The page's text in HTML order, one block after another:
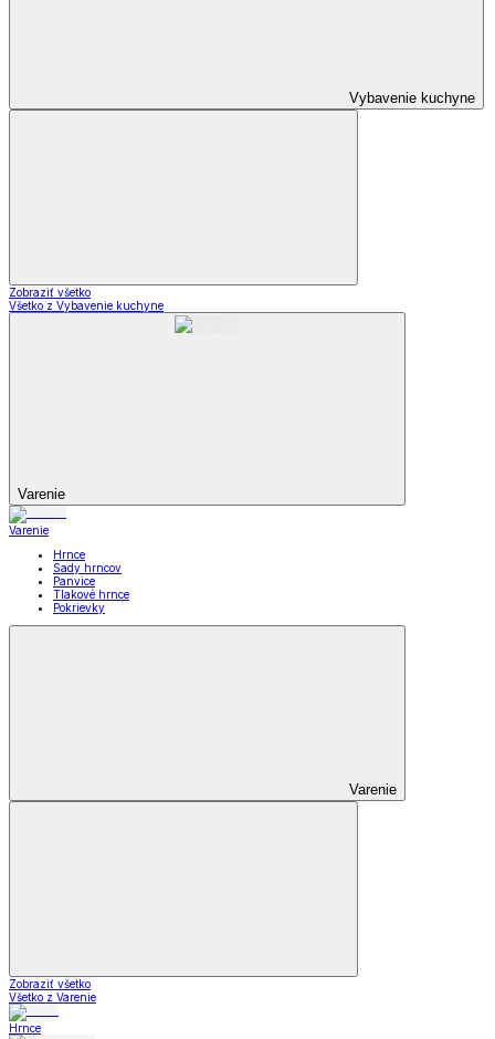
Vybavenie kuchyne
Zobraziť všetko
Všetko z Vybavenie kuchyne
Varenie
Varenie
Hrnce
Sady hrncov
Panvice
Tlakové hrnce
Pokrievky
Varenie
Zobraziť všetko
Všetko z Varenie
Hrnce